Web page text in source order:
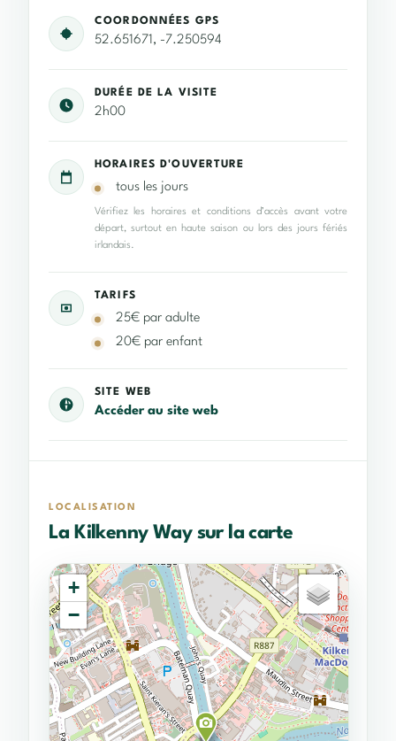
COORDONNÉES GPS
52.651671, -7.250594
DURÉE DE LA VISITE
2h00
HORAIRES D'OUVERTURE
tous les jours
Vérifiez les horaires et conditions d’accès avant votre
départ, surtout en haute saison ou lors des jours fériés
irlandais.
TARIFS
25€ par adulte
20€ par enfant
SITE WEB
Accéder au site web
LOCALISATION
La Kilkenny Way sur la carte
+
−